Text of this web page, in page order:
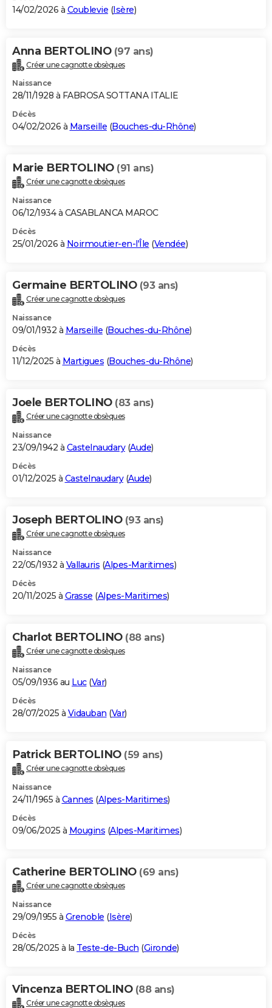
14/02/2026 à Coublevie (Isère)
Anna BERTOLINO (97 ans)
Créer une cagnotte obsèques
Naissance
28/11/1928 à FABROSA SOTTANA ITALIE
Décès
04/02/2026 à Marseille (Bouches-du-Rhône)
Marie BERTOLINO (91 ans)
Créer une cagnotte obsèques
Naissance
06/12/1934 à CASABLANCA MAROC
Décès
25/01/2026 à Noirmoutier-en-l'Île (Vendée)
Germaine BERTOLINO (93 ans)
Créer une cagnotte obsèques
Naissance
09/01/1932 à Marseille (Bouches-du-Rhône)
Décès
11/12/2025 à Martigues (Bouches-du-Rhône)
Joele BERTOLINO (83 ans)
Créer une cagnotte obsèques
Naissance
23/09/1942 à Castelnaudary(Aude)
Décès
01/12/2025 à Castelnaudary(Aude)
Joseph BERTOLINO (93 ans)
Créer une cagnotte obsèques
Naissance
22/05/1932 à Vallauris (Alpes-Maritimes)
Décès
20/11/2025 à Grasse (Alpes-Maritimes)
Charlot BERTOLINO (88 ans)
Créer une cagnotte obsèques
Naissance
05/09/1936 au Luc(Var)
Décès
28/07/2025 à Vidauban (Var)
Patrick BERTOLINO (59 ans)
Créer une cagnotte obsèques
Naissance
24/11/1965 à Cannes (Alpes-Maritimes)
Décès
09/06/2025 à Mougins (Alpes-Maritimes)
Catherine BERTOLINO (69 ans)
Créer une cagnotte obsèques
Naissance
29/09/1955 à Grenoble (Isère)
Décès
28/05/2025 à la Teste-de-Buch (Gironde)
Vincenza BERTOLINO (88 ans)
Créer une cagnotte obsèques